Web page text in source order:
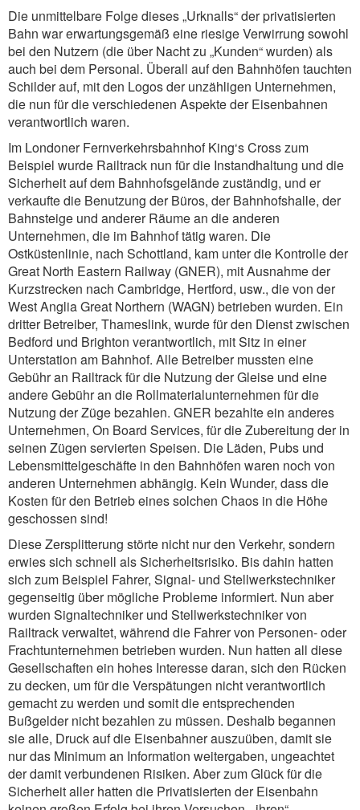
Die unmittelbare Folge dieses „Urknalls“ der privatisierten
Bahn war erwartungsgemäß eine riesige Verwirrung sowohl
bei den Nutzern (die über Nacht zu „Kunden“ wurden) als
auch bei dem Personal. Überall auf den Bahnhöfen tauchten
Schilder auf, mit den Logos der unzähligen Unternehmen,
die nun für die verschiedenen Aspekte der Eisenbahnen
verantwortlich waren.
Im Londoner Fernverkehrsbahnhof King‘s Cross zum
Beispiel wurde Railtrack nun für die Instandhaltung und die
Sicherheit auf dem Bahnhofsgelände zuständig, und er
verkaufte die Benutzung der Büros, der Bahnhofshalle, der
Bahnsteige und anderer Räume an die anderen
Unternehmen, die im Bahnhof tätig waren. Die
Ostküstenlinie, nach Schottland, kam unter die Kontrolle der
Great North Eastern Railway (GNER), mit Ausnahme der
Kurzstrecken nach Cambridge, Hertford, usw., die von der
West Anglia Great Northern (WAGN) betrieben wurden. Ein
dritter Betreiber, Thameslink, wurde für den Dienst zwischen
Bedford und Brighton verantwortlich, mit Sitz in einer
Unterstation am Bahnhof. Alle Betreiber mussten eine
Gebühr an Railtrack für die Nutzung der Gleise und eine
andere Gebühr an die Rollmaterialunternehmen für die
Nutzung der Züge bezahlen. GNER bezahlte ein anderes
Unternehmen, On Board Services, für die Zubereitung der in
seinen Zügen servierten Speisen. Die Läden, Pubs und
Lebensmittelgeschäfte in den Bahnhöfen waren noch von
anderen Unternehmen abhängig. Kein Wunder, dass die
Kosten für den Betrieb eines solchen Chaos in die Höhe
geschossen sind!
Diese Zersplitterung störte nicht nur den Verkehr, sondern
erwies sich schnell als Sicherheitsrisiko. Bis dahin hatten
sich zum Beispiel Fahrer, Signal- und Stellwerkstechniker
gegenseitig über mögliche Probleme informiert. Nun aber
wurden Signaltechniker und Stellwerkstechniker von
Railtrack verwaltet, während die Fahrer von Personen- oder
Frachtunternehmen betrieben wurden. Nun hatten all diese
Gesellschaften ein hohes Interesse daran, sich den Rücken
zu decken, um für die Verspätungen nicht verantwortlich
gemacht zu werden und somit die entsprechenden
Bußgelder nicht bezahlen zu müssen. Deshalb begannen
sie alle, Druck auf die Eisenbahner auszuüben, damit sie
nur das Minimum an Information weitergaben, ungeachtet
der damit verbundenen Risiken. Aber zum Glück für die
Sicherheit aller hatten die Privatisierten der Eisenbahn